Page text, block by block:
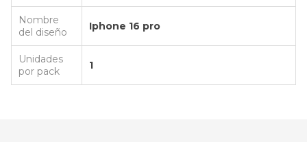
Nombre
del diseño
Iphone 16 pro
Unidades
por pack
1